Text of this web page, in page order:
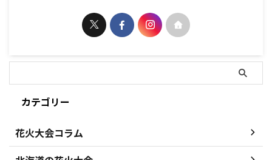
カテゴリー
花火大会コラム